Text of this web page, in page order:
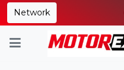
Network